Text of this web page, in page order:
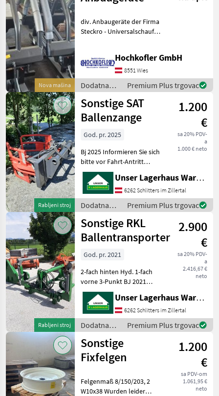
Prikaži
sve
MARKETPLACE
Marketplace
Ponude
trgovaca oglasi
Nova mašina
div. Anbaugeräte der Firma
Steckro - Universalschaufel
Ballengreifer Lagernd oder
gerne auf Bestellung
Dodatna oprema za
Hochkofler GmbH
8551 Wies
Dodatna
oprema za
traktore /
Sonstige
Premium Plus trgovac
Rabljeni stroj
Sonstige SAT
Ballenzange
1.200
€
sa 20% PDV-
a
1.000 € neto
God. pr. 2025
Bj 2025 Informieren Sie sich
bitte vor Fahrt-Antritt
telefonisch, ob die von
Ihnen angefragte Maschine
aktuell bei uns am Lager
steht. Wir inserieren auch
Maschine
Unser Lagerhaus Warenhandelsges.m.b.H.
6262 Schlitters im Zillertal
Dodatna
oprema za
traktore /
Sonstige
Premium Plus trgovac
Rabljeni stroj
Sonstige RKL
Ballentransporter
2.900
€
sa 20% PDV-
a
2.416,67 €
neto
God. pr. 2021
2-fach hinten Hyd. 1-fach
vorne 3-Punkt BJ 2021
Informieren Sie sich bitte
vor Fahrt-Antritt
telefonisch, ob die von
Ihnen angefragte Maschine
aktuell bei uns am L
Unser Lagerhaus Warenhandelsges.m.b.H.
6262 Schlitters im Zillertal
Dodatna
oprema za
traktore /
Sonstige
Premium Plus trgovac
Sonstige
Fixfelgen
1.200
€
sa PDV-om
1.061,95 €
neto
Felgenmaß 8/150/203, 2
W10x38 Wurden leider